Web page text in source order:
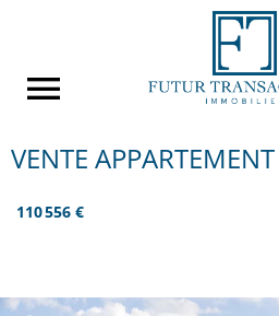
VENTE
110 556 €